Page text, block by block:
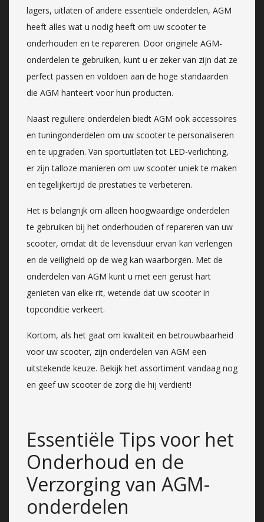
lagers, uitlaten of andere essentiële onderdelen, AGM
heeft alles wat u nodig heeft om uw scooter te
onderhouden en te repareren. Door originele AGM-
onderdelen te gebruiken, kunt u er zeker van zijn dat ze
perfect passen en voldoen aan de hoge standaarden
die AGM hanteert voor hun producten.
Naast reguliere onderdelen biedt AGM ook accessoires
en tuningonderdelen om uw scooter te personaliseren
en te upgraden. Van sportuitlaten tot LED-verlichting,
er zijn talloze manieren om uw scooter uniek te maken
en tegelijkertijd de prestaties te verbeteren.
Het is belangrijk om alleen hoogwaardige onderdelen
te gebruiken bij het onderhouden of repareren van uw
scooter, omdat dit de levensduur ervan kan verlengen
en de veiligheid op de weg kan waarborgen. Met de
onderdelen van AGM kunt u met een gerust hart
genieten van elke rit, wetende dat uw scooter in
topconditie verkeert.
Kortom, als het gaat om kwaliteit en betrouwbaarheid
voor uw scooter, zijn onderdelen van AGM een
uitstekende keuze. Bekijk het assortiment vandaag nog
en geef uw scooter de zorg die hij verdient!
Essentiële Tips voor het
Onderhoud en de
Verzorging van AGM-
onderdelen